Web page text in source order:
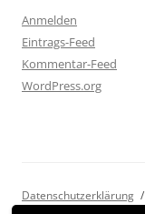
Anmelden
Eintrags-Feed
Kommentar-Feed
WordPress.org
Datenschutzerklärung